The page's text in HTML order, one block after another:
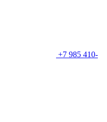
+7 985 410-